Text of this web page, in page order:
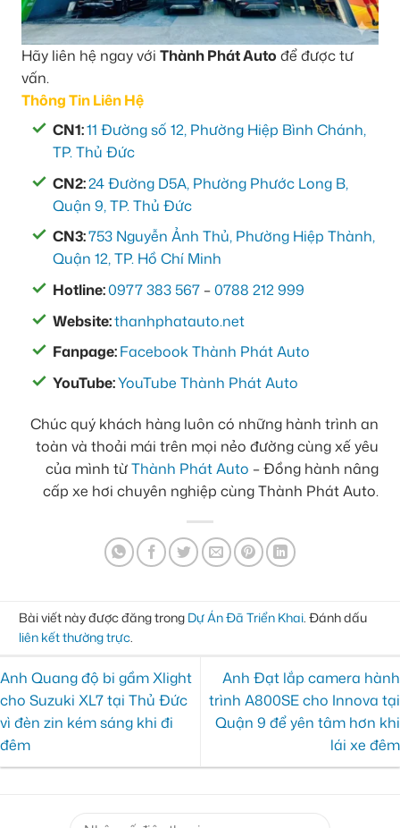
Hãy liên hệ ngay với Thành Phát Auto để được tư
vấn.
Thông Tin Liên Hệ
CN1:11 Đường số 12, Phường Hiệp Bình Chánh,
TP. Thủ Đức
CN2:24 Đường D5A, Phường Phước Long B,
Quận 9, TP. Thủ Đức
CN3:753 Nguyễn Ảnh Thủ, Phường Hiệp Thành,
Quận 12, TP. Hồ Chí Minh
Hotline:0977 383 567 –0788 212 999
Website:thanhphatauto.net
Fanpage:Facebook Thành Phát Auto
YouTube:YouTube Thành Phát Auto
Chúc quý khách hàng luôn có những hành trình an
toàn và thoải mái trên mọi nẻo đường cùng xế yêu
của mình từThành Phát Auto – Đồng hành nâng
cấp xe hơi chuyên nghiệp cùng Thành Phát Auto.
Bài viết này được đăng trong Dự Án Đã Triển Khai . Đánh dấu
liên kết thường trực
Anh Quang độ bi gầm Xlight
cho Suzuki XL7 tại Thủ Đức
vì đèn zin kém sáng khi đi
đêm
Anh Đạt lắp camera hành
trình A800SE cho Innova tại
Quận 9 để yên tâm hơn khi
lái xe đêm